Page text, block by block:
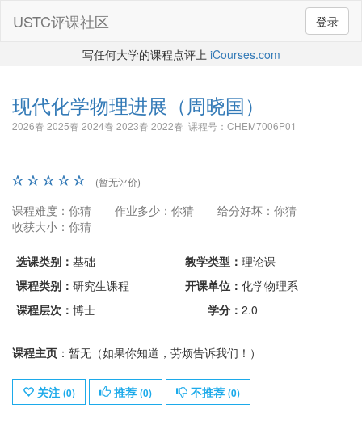
登录
USTC评课社区
写任何大学的课程点评上 iCourses.com
现代化学物理进展 （周晓国）
2026春 2025春 2024春 2023春 2022春 课程号：CHEM7006P01
(暂无评价)
课程难度：你猜 作业多少：你猜
给分好坏：你猜
收获大小：你猜
选课类别： 基础 教学类型： 理论课
课程类别： 研究生课程 开课单位： 化学物理系
课程层次： 博士 学分： 2.0
课程主页 ：暂无（如果你知道，劳烦告诉我们！）
关注 (0) 推荐 (0) 不推荐 (0)